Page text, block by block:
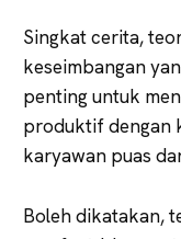
Singkat cerita,
keseimbangan
penting untuk
produktif dengan
karyawan puas
Boleh dikatakan,